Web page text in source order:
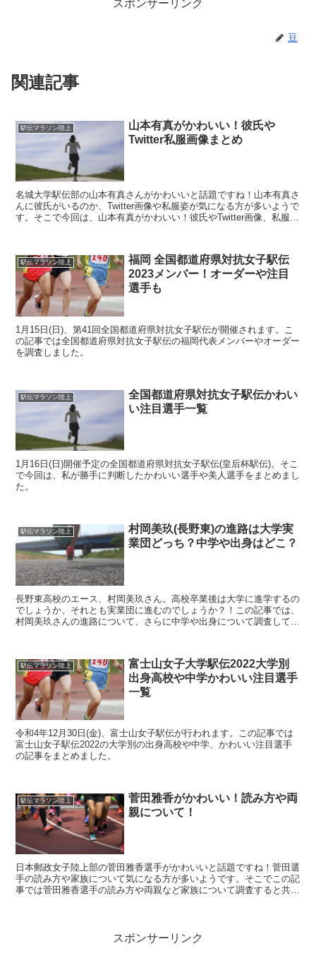
スポンサーリンク
豆
関連記事
駅伝マラソン陸上
山本有真がかわいい！彼氏や
Twitter私服画像まとめ
名城大学駅伝部の山本有真さんがかわいいと話題ですね！山本有真さ
んに彼氏がいるのか、Twitter画像や私服姿が気になる方が多いようで
す。そこで今回は、山本有真がかわいい！彼氏やTwitter画像、私服画
駅伝マラソン陸上
福岡 全国都道府県対抗女子駅伝
2023メンバー！オーダーや注目
選手も
1月15日(日)、第41回全国都道府県対抗女子駅伝が開催されます。こ
の記事では全国都道府県対抗女子駅伝の福岡代表メンバーやオーダー
を調査しました。
駅伝マラソン陸上
全国都道府県対抗女子駅伝かわい
い注目選手一覧
1月16日(日)開催予定の全国都道府県対抗女子駅伝(皇后杯駅伝)。そこ
で今回は、私が勝手に判断したかわいい選手や美人選手をまとめまし
た。
駅伝マラソン陸上
村岡美玖(長野東)の進路は大学実
業団どっち？中学や出身はどこ？
長野東高校のエース、村岡美玖さん。高校卒業後は大学に進学するの
でしょうか、それとも実業団に進むのでしょうか？！この記事では、
村岡美玖さんの進路について、さらに中学や出身について調査してま
駅伝マラソン陸上
富士山女子大学駅伝2022大学別
出身高校や中学かわいい注目選手
一覧
令和4年12月30日(金)、富士山女子駅伝が行われます。この記事では
富士山女子駅伝2022の大学別の出身高校や中学、かわいい注目選手
の記事をまとめました。
駅伝マラソン陸上
菅田雅香がかわいい！読み方や両
親について！
日本郵政女子陸上部の菅田雅香選手がかわいいと話題ですね！菅田選
手の読み方や家族について気になる方が多いようです。そこでこの記
事では菅田雅香選手の読み方や両親など家族について調査すると共
スポンサーリンク